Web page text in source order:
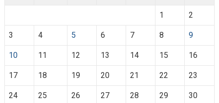
1 2
3 4 5 6 7 8 9
10 11 12 13 14 15 16
17 18 19 20 21 22 23
24 25 26 27 28 29 30